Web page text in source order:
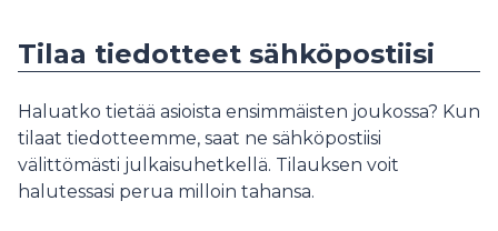
Tilaa tiedotteet sähköpostiisi
Haluatko tietää asioista ensimmäisten joukossa? Kun
tilaat tiedotteemme, saat ne sähköpostiisi
välittömästi julkaisuhetkellä. Tilauksen voit
halutessasi perua milloin tahansa.